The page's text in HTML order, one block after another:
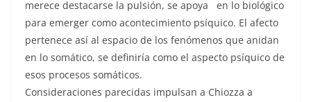
merece destacarse la pulsión, se apoya en lo biológico
para emerger como acontecimiento psíquico. El afecto
pertenece así al espacio de los fenómenos que anidan
en lo somático, se definiría como el aspecto psíquico de
esos procesos somáticos.
Consideraciones parecidas impulsan a Chiozza a